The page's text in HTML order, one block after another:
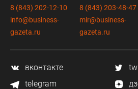
8 (843) 202-12-10
info@business-
gazeta.ru
8 (843) 203-48-47
mir@business-
gazeta.ru
вконтакте
telegram